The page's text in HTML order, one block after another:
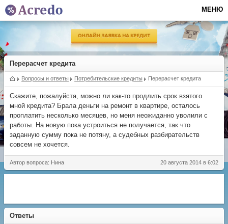
Перерасчет кредита
Вопросы и ответы Потребительские кредиты Перерасчет кредита
Скажите, пожалуйста, можно ли как-то продлить срок взятого
мной кредита? Брала деньги на ремонт в квартире, осталось
проплатить несколько месяцев, но меня неожиданно уволили с
работы. На новую пока устроиться не получается, так что
заданную сумму пока не потяну, а судебных разбирательств
совсем не хочется.
20 августа 2014 в 6:02
Автор вопроса: Нина
Ответы
МЕНЮ